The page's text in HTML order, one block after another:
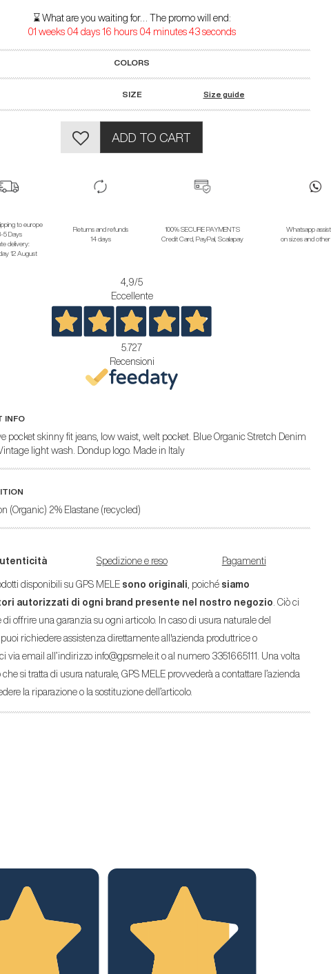
⌛ What are you waiting for… The promo will end:
01 weeks 04 days 16 hours 04 minutes 42 seconds
COLORS
SIZE Size guide
ADD TO CART
to europe
5 Days
delivery:
12 August
Returns and refunds
14 days
100% SECURE PAYMENTS
Credit Card, PayPal, Scalapay
Whatsapp
on sizes and
4,9/5
Eccellente
5.727
Recensioni
INFO
pocket skinny fit jeans, low waist, welt pocket. Blue Organic Stretch Denim
light wash. Dondup logo. Made in Italy
(Organic) 2% Elastane (recycled)
Spedizione e reso Pagamenti
disponibili su GPS MELE sono originali , poiché siamo
autorizzati di ogni brand presente nel nostro negozio . Ciò ci
di offrire una garanzia su ogni articolo. In caso di usura naturale del
puoi richiedere assistenza direttamente all'azienda produttrice o
via email all’indirizzo info@gpsmele.it o al numero 3351665111. Una volta
si tratta di usura naturale, GPS MELE provvederà a contattare l’azienda
la riparazione o la sostituzione dell’articolo.